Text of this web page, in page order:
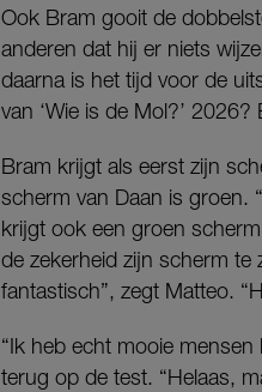
Ook Bram gooit de
anderen dat hij er niets
daarna is het tijd voor de
van ‘Wie is de Mol?’
Bram krijgt als eerst zijn
scherm van Daan is groen.
krijgt ook een groen
de zekerheid zijn scherm te
fantastisch”, zegt Matteo.
“Ik heb echt mooie
terug op de test. “Helaas,